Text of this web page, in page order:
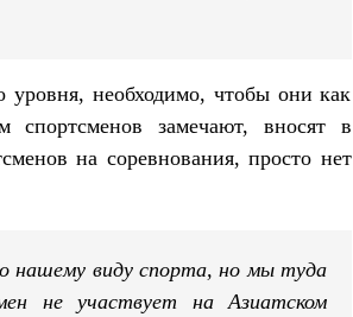
уровня, необходимо, чтобы они как
замечают, вносят в
на соревнования, просто нет
нашему виду спорта, но мы туда
не участвует на Азиатском